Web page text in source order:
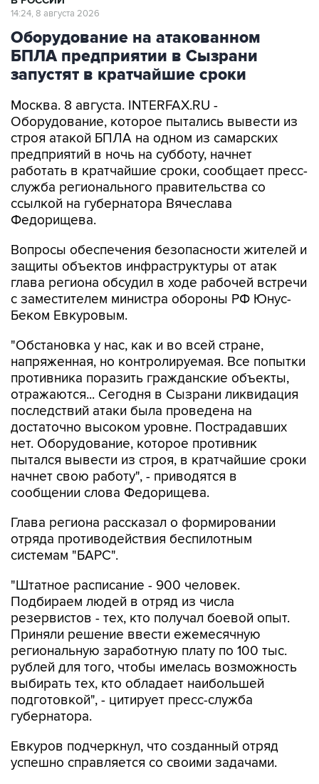
14:24, 8 августа 2026
Оборудование на атакованном
БПЛА предприятии в Сызрани
запустят в кратчайшие сроки
Москва. 8 августа. INTERFAX.RU -
Оборудование, которое пытались вывести из
строя атакой БПЛА на одном из самарских
предприятий в ночь на субботу, начнет
работать в кратчайшие сроки, сообщает пресс-
служба регионального правительства со
ссылкой на губернатора Вячеслава
Федорищева.
Вопросы обеспечения безопасности жителей и
защиты объектов инфраструктуры от атак
глава региона обсудил в ходе рабочей встречи
с заместителем министра обороны РФ Юнус-
Беком Евкуровым.
"Обстановка у нас, как и во всей стране,
напряженная, но контролируемая. Все попытки
противника поразить гражданские объекты,
отражаются... Сегодня в Сызрани ликвидация
последствий атаки была проведена на
достаточно высоком уровне. Пострадавших
нет. Оборудование, которое противник
пытался вывести из строя, в кратчайшие сроки
начнет свою работу", - приводятся в
сообщении слова Федорищева.
Глава региона рассказал о формировании
отряда противодействия беспилотным
системам "БАРС".
"Штатное расписание - 900 человек.
Подбираем людей в отряд из числа
резервистов - тех, кто получал боевой опыт.
Приняли решение ввести ежемесячную
региональную заработную плату по 100 тыс.
рублей для того, чтобы имелась возможность
выбирать тех, кто обладает наибольшей
подготовкой", - цитирует пресс-служба
губернатора.
Евкуров подчеркнул, что созданный отряд
успешно справляется со своими задачами.